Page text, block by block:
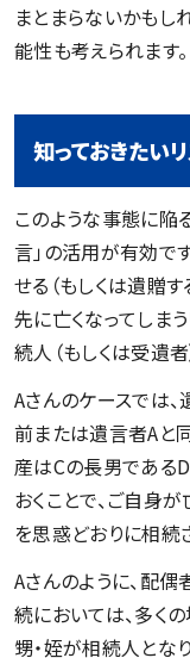
まとまらないかもし
能性も考えられます。
知っておきたい
このような事態に陥
言」の活用が有効で
せる（もしくは遺贈
先に亡くなってしま
続人（もしくは受遺
Aさんのケースでは
前または遺言者Aと
産はCの長男である
おくことで、ご自身
を思惑どおりに相続
Aさんのように、配偶
続においては、多く
甥・姪が相続人とな